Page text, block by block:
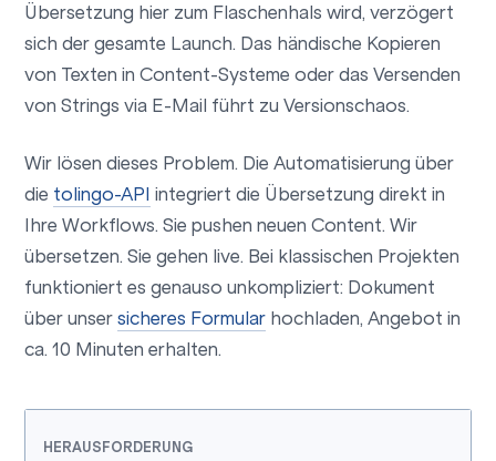
Übersetzung hier zum Flaschenhals wird, verzögert
sich der gesamte Launch. Das händische Kopieren
von Texten in Content-Systeme oder das Versenden
von Strings via E-Mail führt zu Versionschaos.
Wir lösen dieses Problem. Die Automatisierung über
die tolingo-API integriert die Übersetzung direkt in
Ihre Workflows. Sie pushen neuen Content. Wir
übersetzen. Sie gehen live. Bei klassischen Projekten
funktioniert es genauso unkompliziert: Dokument
über unsersicheres Formular hochladen, Angebot in
ca. 10 Minuten erhalten.